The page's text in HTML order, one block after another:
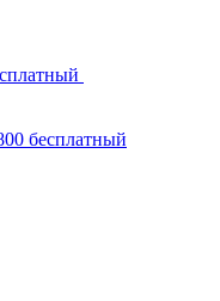
бесплатный